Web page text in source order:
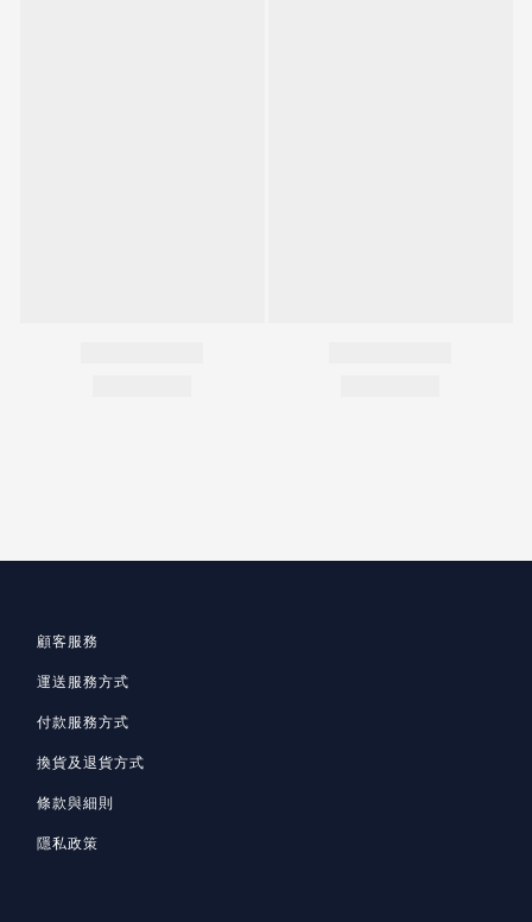
顧客服務
運送服務方式
付款服務方式
換貨及退貨方式
條款與細則
隱私政策